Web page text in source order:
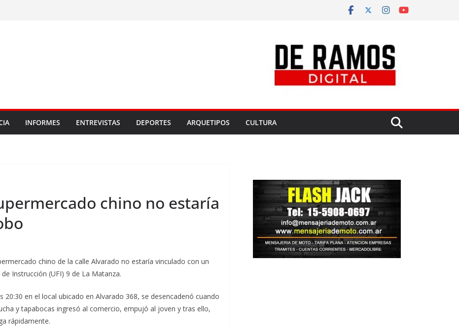
INFORMES ENTREVISTAS DEPORTES ARQUETIPOS CULTURA
chino no estaría
chino de la calle Alvarado no estaría vinculado con un
Instrucción (UFI) 9 de La Matanza.
20:30 en el local ubicado en Alvarado 368, se desencadenó cuando
y tapabocas ingresó al comercio, empujó al joven y tras ello,
rápidamente.